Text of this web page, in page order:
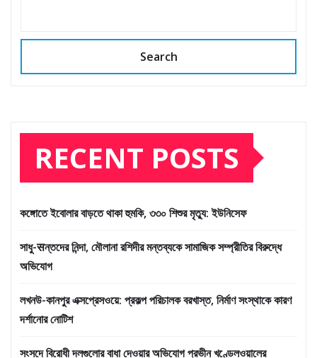
Search
RECENT POSTS
কঙ্গোতে ইবোলার বাড়তে থাকা হুমকি, ৩৩০ শিশুর মৃত্যু: ইউনিসেফ
সাধু-सন্তদের নিন্দা, মৌলানা রশিদীর মন্তব্যকে সামাজিক সম্প্রীতির বিরুদ্ধে
অভিযোগ
লখনউ-কানপুর এক্সপ্রেসওয়ে: প্রকল্প পরিচালক বরখাস্ত, নির্মাণ সংস্থাকে কারণ
দর্শানোর নোটিশ
সংসদে বিরোধী দলগুলোর বাধা দেওয়ার অভিযোগ প্রভীন খণ্ডেলওয়ালের